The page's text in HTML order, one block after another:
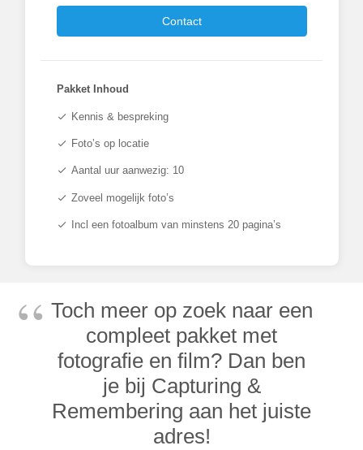
Contact
Pakket Inhoud
check Kennis & bespreking
check Foto’s op locatie
check Aantal uur aanwezig: 10
check Zoveel mogelijk foto’s
check Incl een fotoalbum van minstens 20 pagina’s
Toch meer op zoek naar een
compleet pakket met
fotografie en film? Dan ben
je bij Capturing &
Remembering aan het juiste
adres!